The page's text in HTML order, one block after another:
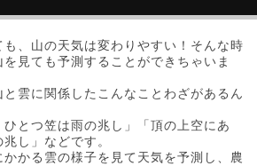
、山の天気は変わりやすい！そんな時
見ても予測することができちゃいま
雲に関係したこんなことわざがあるん
ひとつ笠は雨の兆し」「頂の上空にあ
し」などです。
かる雲の様子を見て天気を予測し、農